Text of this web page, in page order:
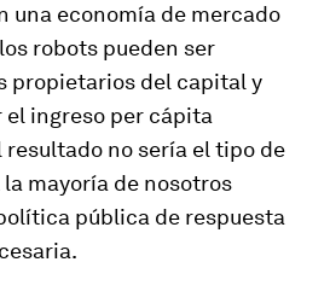
una economía de mercado
robots pueden ser
propietarios del capital y
ingreso per cápita
resultado no sería el tipo de
mayoría de nosotros
pública de respuesta